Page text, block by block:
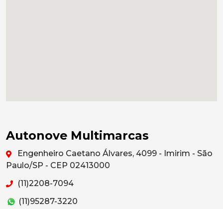
Autonove Multimarcas
Engenheiro Caetano Álvares, 4099 - Imirim - São
Paulo/SP - CEP 02413000
(11)2208-7094
(11)95287-3220